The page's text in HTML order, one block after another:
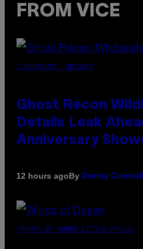
FROM VICE
SCREENSHOT: UBISOFT
Ghost Recon
Details Leak
Anniversary
12 hours agoBy Denny
(PHOTO BY AMBER LITTLE/PRESS)